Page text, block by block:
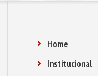
Home
Institucional